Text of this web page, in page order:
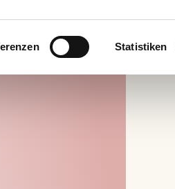
Statistiken